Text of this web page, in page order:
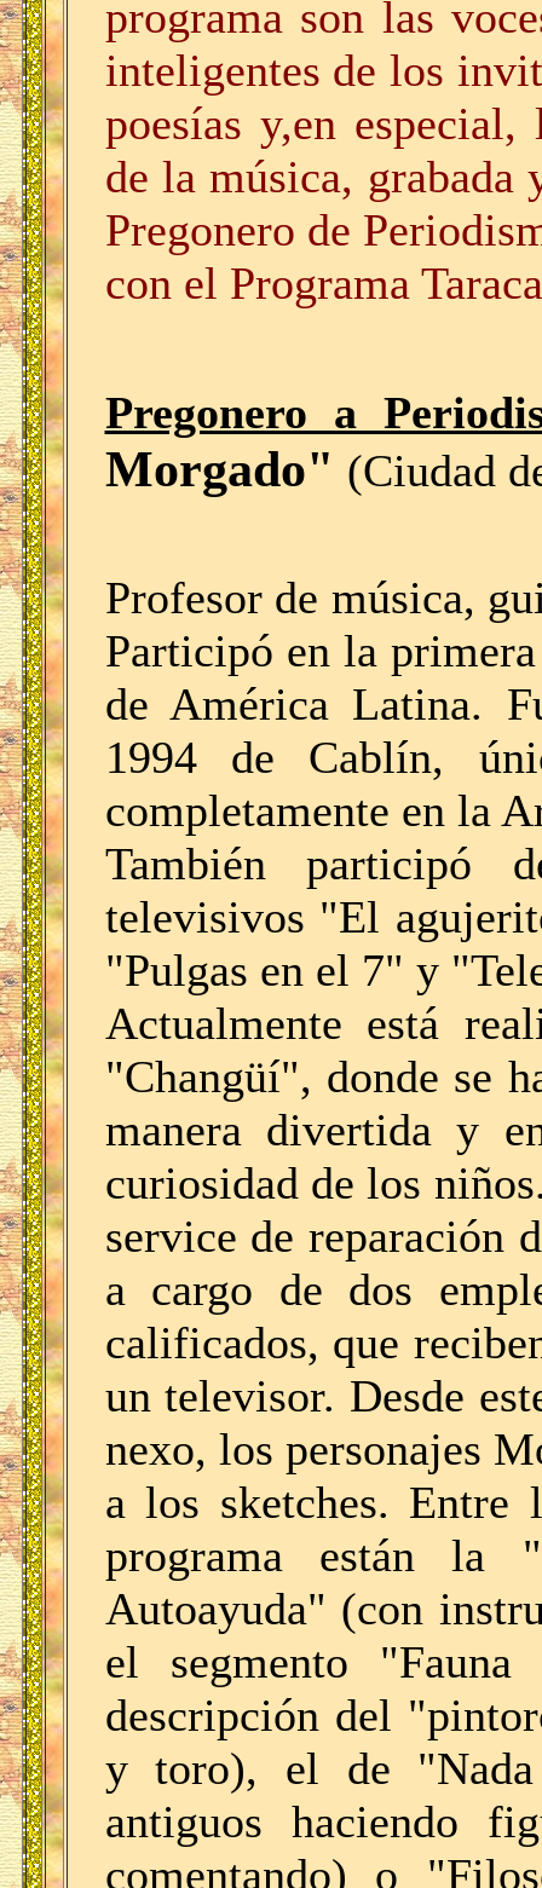
programa son las
inteligentes de los
poesías y,en
de la música, grabada
Pregonero de
con el Programa
Pregonero a
Morgado" (Ciudad
Profesor de música,
Participó en la
de América Latina.
1994 de Cablín,
completamente en la
También participó
televisivos "El
"Pulgas en el 7" y
Actualmente está
"Changüí", donde se
manera divertida y
curiosidad de los
service de reparación
a cargo de dos
calificados, que
un televisor. Desde
nexo, los personajes
a los sketches. Entre
programa están la
Autoayuda" (con
el segmento
descripción del
y toro), el de "Nada
antiguos haciendo
comentando) o